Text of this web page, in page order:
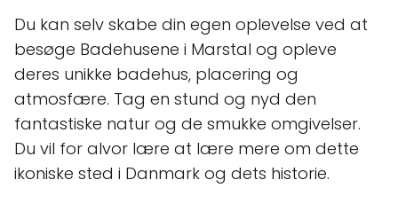
Du kan selv skabe din egen oplevelse ved at
besøge Badehusene i Marstal og opleve
deres unikke badehus, placering og
atmosfære. Tag en stund og nyd den
fantastiske natur og de smukke omgivelser.
Du vil for alvor lære at lære mere om dette
ikoniske sted i Danmark og dets historie.